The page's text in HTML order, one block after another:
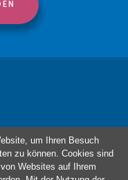
um Ihren Besuch
zu können. Cookies sind
Websites auf Ihrem